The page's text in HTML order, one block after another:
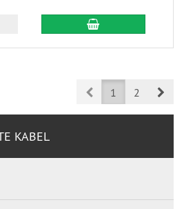
Prev1 2
KABEL